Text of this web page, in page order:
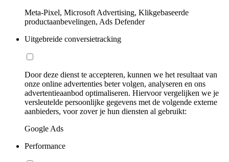
Meta-Pixel, Microsoft Advertising, Klikgebaseerde
productaanbevelingen, Ads Defender
Uitgebreide conversietracking
Door deze dienst te accepteren, kunnen we het resultaat van
onze online advertenties beter volgen, analyseren en ons
advertentieaanbod optimaliseren. Hiervoor vergelijken we je
versleutelde persoonlijke gegevens met de volgende externe
aanbieders, voor zover je hun diensten al gebruikt:
Google Ads
Performance